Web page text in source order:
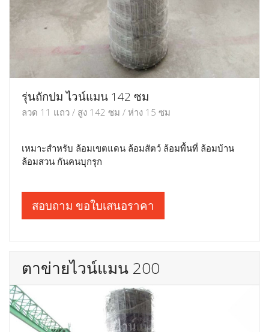
รุ่นถักปม ไวน์แมน 142 ซม
ลวด 11 แถว / สูง 142 ซม / ห่าง 15 ซม
เหมาะสำหรับ ล้อมเขตแดน ล้อมสัตว์ ล้อมพื้นที่ ล้อมบ้าน
ล้อมสวน กันคนบุกรุก
สอบถาม ขอใบเสนอราคา
ตาข่ายไวน์แมน 200